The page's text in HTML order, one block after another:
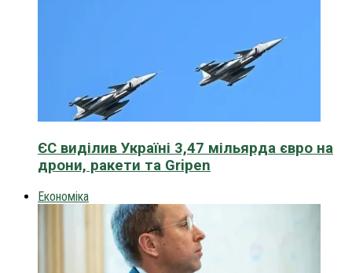
ЄС виділив Україні 3,47 мільярда євро на
дрони, ракети та Gripen
Економіка